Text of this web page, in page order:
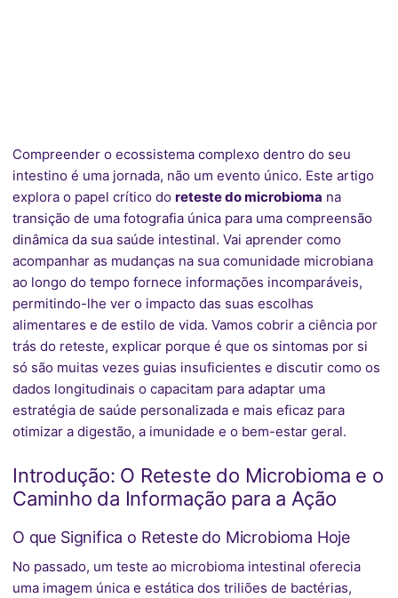
Compreender o ecossistema complexo dentro do seu
intestino é uma jornada, não um evento único. Este artigo
explora o papel crítico do reteste do microbioma na
transição de uma fotografia única para uma compreensão
dinâmica da sua saúde intestinal. Vai aprender como
acompanhar as mudanças na sua comunidade microbiana
ao longo do tempo fornece informações incomparáveis,
permitindo-lhe ver o impacto das suas escolhas
alimentares e de estilo de vida. Vamos cobrir a ciência por
trás do reteste, explicar porque é que os sintomas por si
só são muitas vezes guias insuficientes e discutir como os
dados longitudinais o capacitam para adaptar uma
estratégia de saúde personalizada e mais eficaz para
otimizar a digestão, a imunidade e o bem-estar geral.
Introdução: O Reteste do Microbioma e o
Caminho da Informação para a Ação
O que Significa o Reteste do Microbioma Hoje
No passado, um teste ao microbioma intestinal oferecia
uma imagem única e estática dos triliões de bactérias,